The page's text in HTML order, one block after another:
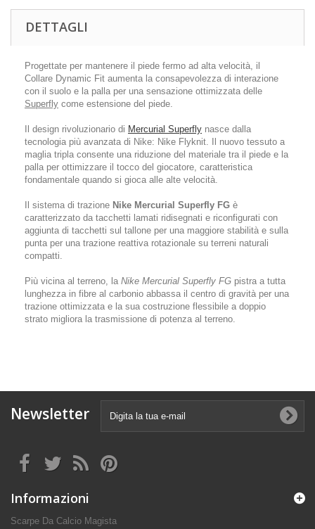
DETTAGLI
Progettate per mantenere il piede fermo ad alta velocità, il
Collare Dynamic Fit aumenta la consapevolezza di interazione
con il suolo e la palla per una sensazione ottimizzata delle
Superfly come estensione del piede.
Il design rivoluzionario di Mercurial Superfly nasce dalla
tecnologia più avanzata di Nike: Nike Flyknit. Il nuovo tessuto a
maglia tripla consente una riduzione del materiale tra il piede e la
palla per ottimizzare il tocco del giocatore, caratteristica
fondamentale quando si gioca alle alte velocità.
Il sistema di trazione Nike Mercurial Superfly FG è
caratterizzato da tacchetti lamati ridisegnati e riconfigurati con
aggiunta di tacchetti sul tallone per una maggiore stabilità e sulla
punta per una trazione reattiva rotazionale su terreni naturali
compatti.
Più vicina al terreno, la Nike Mercurial Superfly FG pistra a tutta
lunghezza in fibre al carbonio abbassa il centro di gravità per una
trazione ottimizzata e la sua costruzione flessibile a doppio
strato migliora la trasmissione di potenza al terreno.
Newsletter
Informazioni
Scarpe Da Calcio Magista